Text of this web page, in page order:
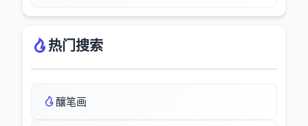
热门搜索
釀笔画